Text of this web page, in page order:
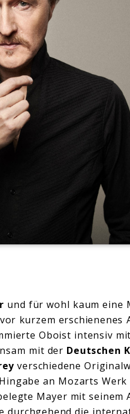
und für wohl kaum eine
kurzem erschienenes
Oboist intensiv
mit der Deutschen
verschiedene
an Mozarts
Mayer mit seinem
durchgehend die